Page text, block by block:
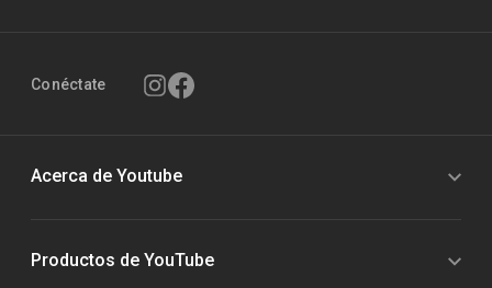
Conéctate
Acerca de Youtube
Productos de YouTube